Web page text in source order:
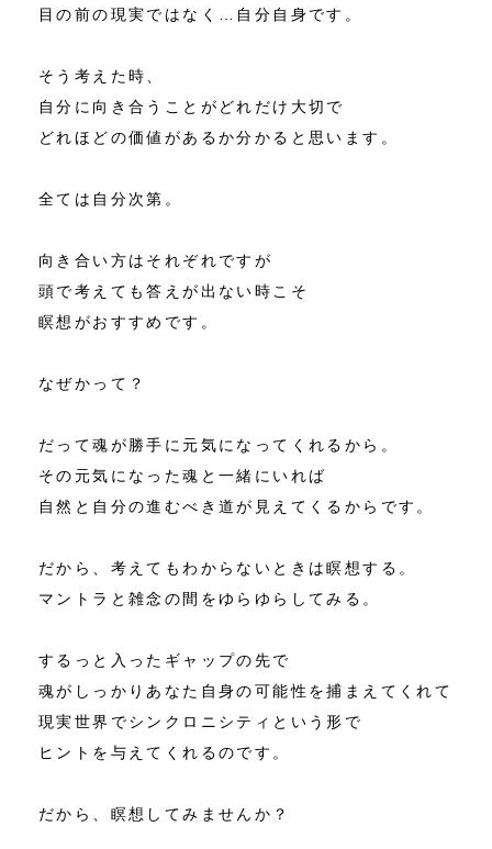
目の前の現実ではなく…自分自身です。
そう考えた時、
自分に向き合うことがどれだけ大切で
どれほどの価値があるか分かると思います。
全ては自分次第。
向き合い方はそれぞれですが
頭で考えても答えが出ない時こそ
瞑想がおすすめです。
なぜかって？
だって魂が勝手に元気になってくれるから。
その元気になった魂と一緒にいれば
自然と自分の進むべき道が見えてくるからです。
だから、考えてもわからないときは瞑想する。
マントラと雑念の間をゆらゆらしてみる。
するっと入ったギャップの先で
魂がしっかりあなた自身の可能性を捕まえてくれて
現実世界でシンクロニシティという形で
ヒントを与えてくれるのです。
だから、瞑想してみませんか？